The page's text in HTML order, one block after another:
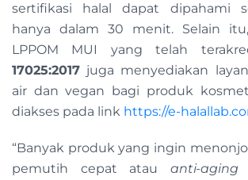
sertifikasi halal dapat dipahami
hanya dalam 30 menit. Selain
LPPOM MUI yang telah
17025:2017 juga menyediakan
air dan vegan bagi produk
diakses pada link https://e-
“Banyak produk yang ingin
pemutih cepat atau anti-aging